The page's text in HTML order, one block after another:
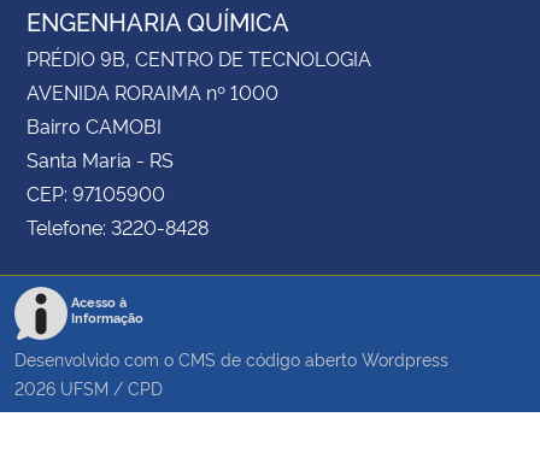
ENGENHARIA QUÍMICA
PRÉDIO 9B, CENTRO DE TECNOLOGIA
AVENIDA RORAIMA nº 1000
Bairro CAMOBI
Santa Maria - RS
CEP: 97105900
Telefone: 3220-8428
Acesso à
Informação
Desenvolvido com o CMS de código aberto Wordpress
2026 UFSM / CPD